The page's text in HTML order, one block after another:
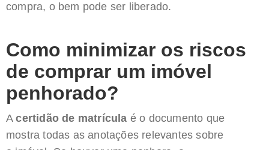
compra, o bem pode ser liberado.
Como minimizar os riscos
de comprar um imóvel
penhorado?
Acertidão de matrícula é o documento que
mostra todas as anotações relevantes sobre